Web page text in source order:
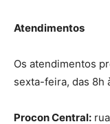
Atendimentos
Os atendimentos
sexta-feira, das 8h
Procon Central: